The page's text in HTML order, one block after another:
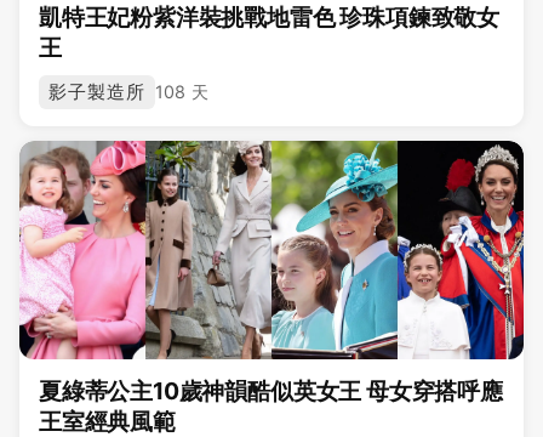
凱特王妃粉紫洋裝挑戰地雷色 珍珠項鍊致敬女
王
影子製造所 108 天
夏綠蒂公主10歲神韻酷似英女王 母女穿搭呼應
王室經典風範